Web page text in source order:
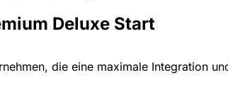
Deluxe Start
die eine maximale Integration